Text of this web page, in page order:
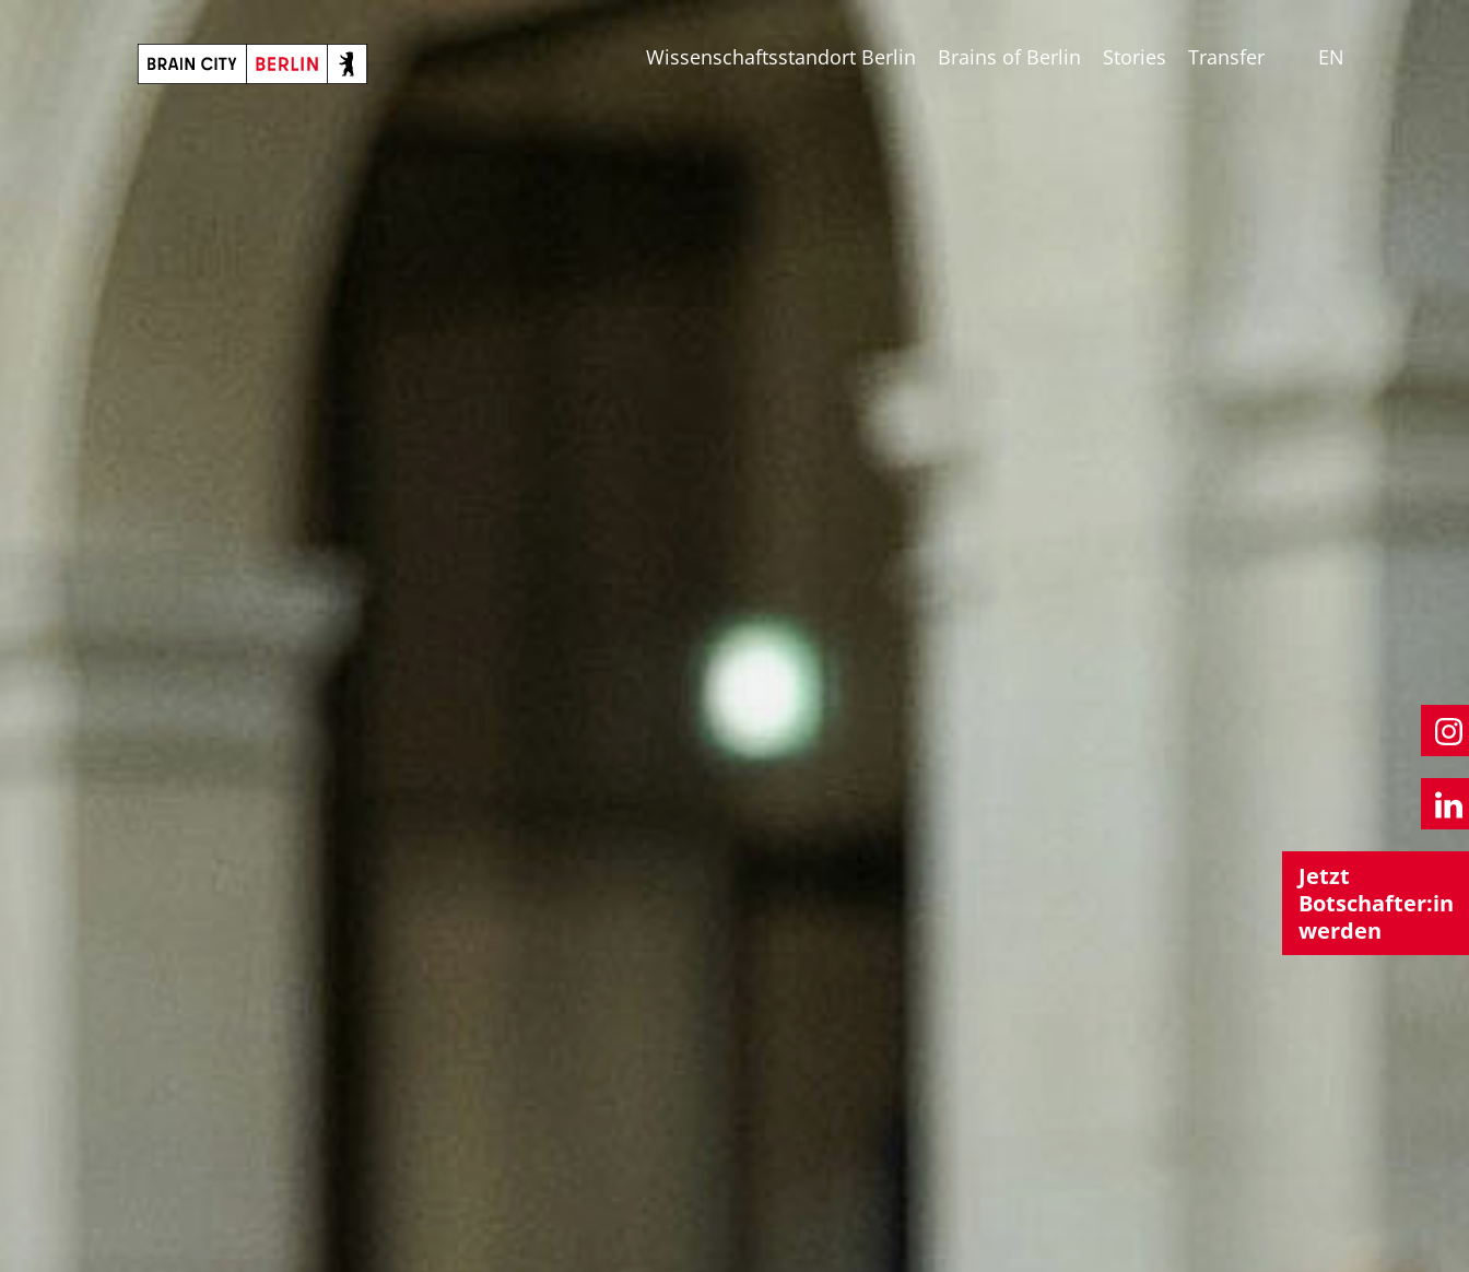
Wissenschaftsstandort Berlin Brains of Berlin Stories Transfer EN
Jetzt
Botschafter:in
werden